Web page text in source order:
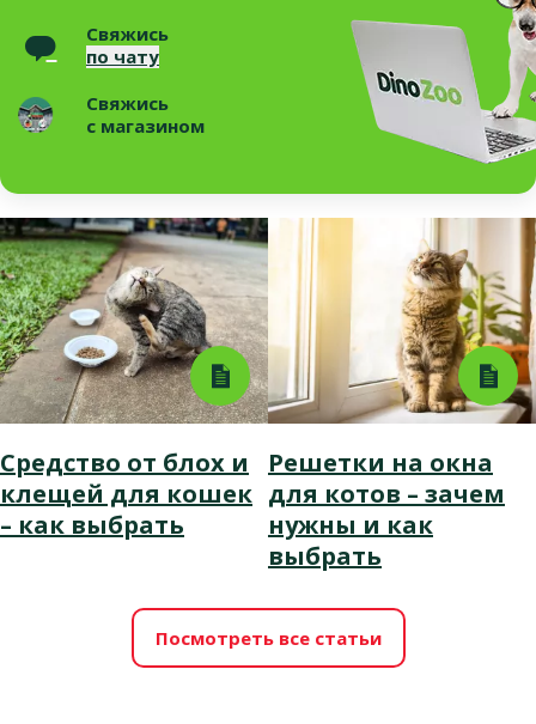
Свяжись
по чату
Свяжись
с магазином
Средство от блох и
клещей для кошек
– как выбрать
Решетки на окна
для котов – зачем
нужны и как
выбрать
Посмотреть все статьи